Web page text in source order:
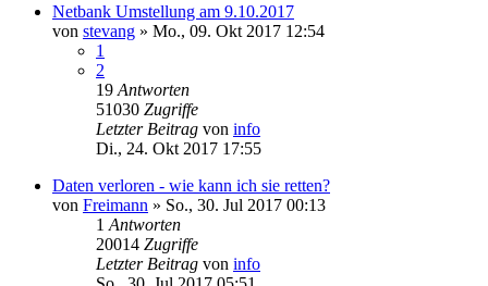
Netbank Umstellung am 9.10.2017
von stevang » Mo., 09. Okt 2017 12:54
1
2
19 Antworten
51030 Zugriffe
Letzter Beitrag von info
Di., 24. Okt 2017 17:55
Daten verloren - wie kann ich sie retten?
von Freimann » So., 30. Jul 2017 00:13
1 Antworten
20014 Zugriffe
Letzter Beitrag von info